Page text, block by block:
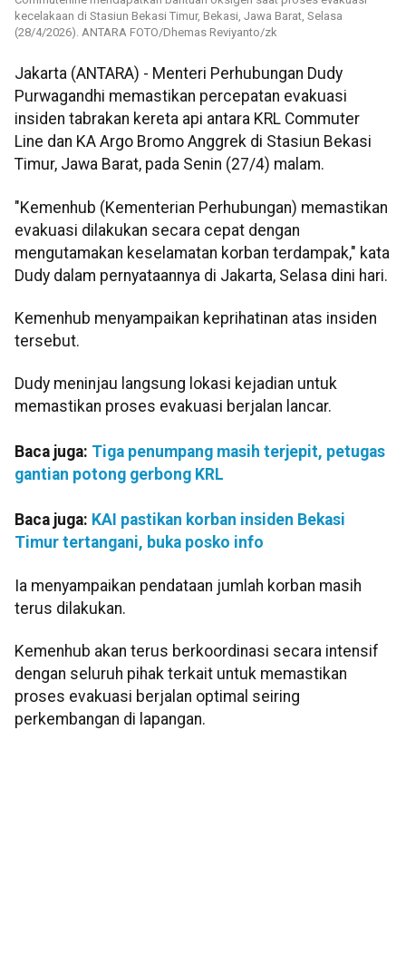
kecelakaan di Stasiun Bekasi Timur, Bekasi, Jawa Barat, Selasa
(28/4/2026). ANTARA FOTO/Dhemas Reviyanto/zk
Jakarta (ANTARA) - Menteri Perhubungan Dudy
Purwagandhi memastikan percepatan evakuasi
insiden tabrakan kereta api antara KRL Commuter
Line dan KA Argo Bromo Anggrek di Stasiun Bekasi
Timur, Jawa Barat, pada Senin (27/4) malam.
"Kemenhub (Kementerian Perhubungan) memastikan
evakuasi dilakukan secara cepat dengan
mengutamakan keselamatan korban terdampak," kata
Dudy dalam pernyataannya di Jakarta, Selasa dini hari.
Kemenhub menyampaikan keprihatinan atas insiden
tersebut.
Dudy meninjau langsung lokasi kejadian untuk
memastikan proses evakuasi berjalan lancar.
Baca juga: Tiga penumpang masih terjepit, petugas
gantian potong gerbong KRL
Baca juga: KAI pastikan korban insiden Bekasi
Timur tertangani, buka posko info
Ia menyampaikan pendataan jumlah korban masih
terus dilakukan.
Kemenhub akan terus berkoordinasi secara intensif
dengan seluruh pihak terkait untuk memastikan
proses evakuasi berjalan optimal seiring
perkembangan di lapangan.